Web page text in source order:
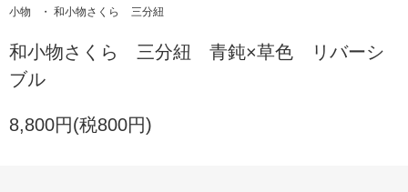
小物 ・ 和小物さくら 三分紐
和小物さくら 三分紐 青鈍×草色 リバーシ
ブル
8,800円(税800円)